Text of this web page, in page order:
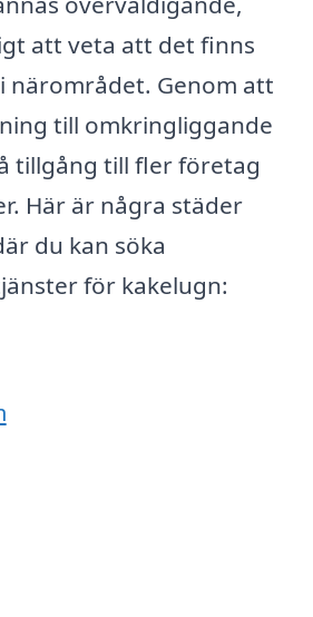
att veta att det finns
närområdet. Genom att
till omkringliggande
tillgång till fler företag
Här är några städer
du kan söka
för kakelugn: